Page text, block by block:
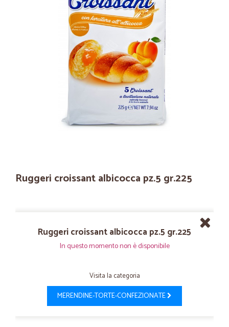
Ruggeri croissant albicocca pz.5 gr.225
Ruggeri croissant albicocca pz.5 gr.225
In questo momento non è disponibile
Visita la categoria
MERENDINE-TORTE-CONFEZIONATE